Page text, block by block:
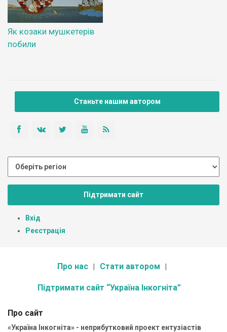
Як козаки мушкетерів
побили
Станьте нашим автором
Підтримати сайт
Вхід
Реєстрація
Про нас Стати автором
Підтримати сайт “Україна Інкогніта”
Про сайт
«Україна Інкогніта» - неприбутковий проект ентузіастів